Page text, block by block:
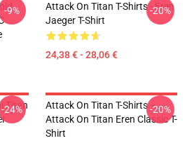
-9%
Attack On Titan T-Shirts - Eren
Jaeger T-Shirt
24,38 € - 28,06 €
-20%
Titan
-24%
Attack On Titan T-Shirts –
Attack On Titan Eren Classic T-
Shirt
-20%